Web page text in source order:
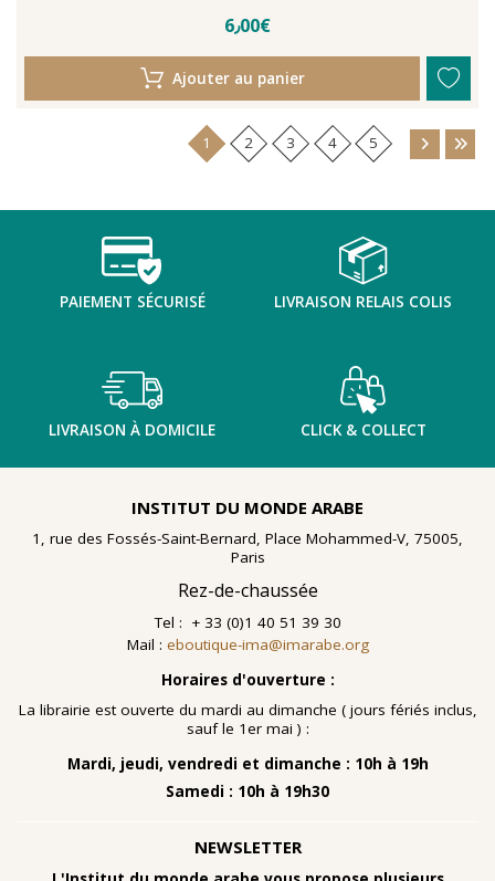
6٫00€
Ajouter au panier
1 2 3 4 5
PAIEMENT SÉCURISÉ LIVRAISON RELAIS COLIS
LIVRAISON À DOMICILE CLICK & COLLECT
INSTITUT DU MONDE ARABE
1, rue des Fossés-Saint-Bernard, Place Mohammed-V, 75005,
Paris
Rez-de-chaussée
Tel : + 33 (0)1 40 51 39 30
Mail : eboutique-ima@imarabe.org
Horaires d'ouverture :
La librairie est ouverte du mardi au dimanche ( jours fériés inclus,
sauf le 1er mai ) :
Mardi, jeudi, vendredi et dimanche : 10h à 19h
Samedi : 10h à 19h30
NEWSLETTER